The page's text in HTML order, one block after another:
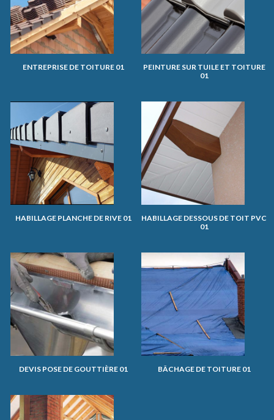
ENTREPRISE DE TOITURE 01
PEINTURE SUR TUILE ET TOITURE
01
HABILLAGE PLANCHE DE RIVE 01
HABILLAGE DESSOUS DE TOIT PVC
01
DEVIS POSE DE GOUTTIÈRE 01 BÂCHAGE DE TOITURE 01